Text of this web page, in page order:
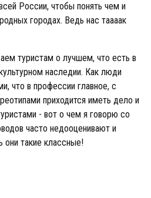
России, чтобы понять чем и
городах. Ведь нас таааак
туристам о лучшем, что есть в
наследии. Как люди
что в профессии главное, с
приходится иметь дело и
- вот о чем я говорю со
часто недооценивают и
они такие классные!